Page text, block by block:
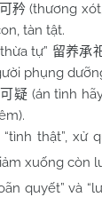
可矜 (thương
tàn tật.
tự” 留养承
phụng
可疑 (án tình
xử
xuống còn
quyết” và